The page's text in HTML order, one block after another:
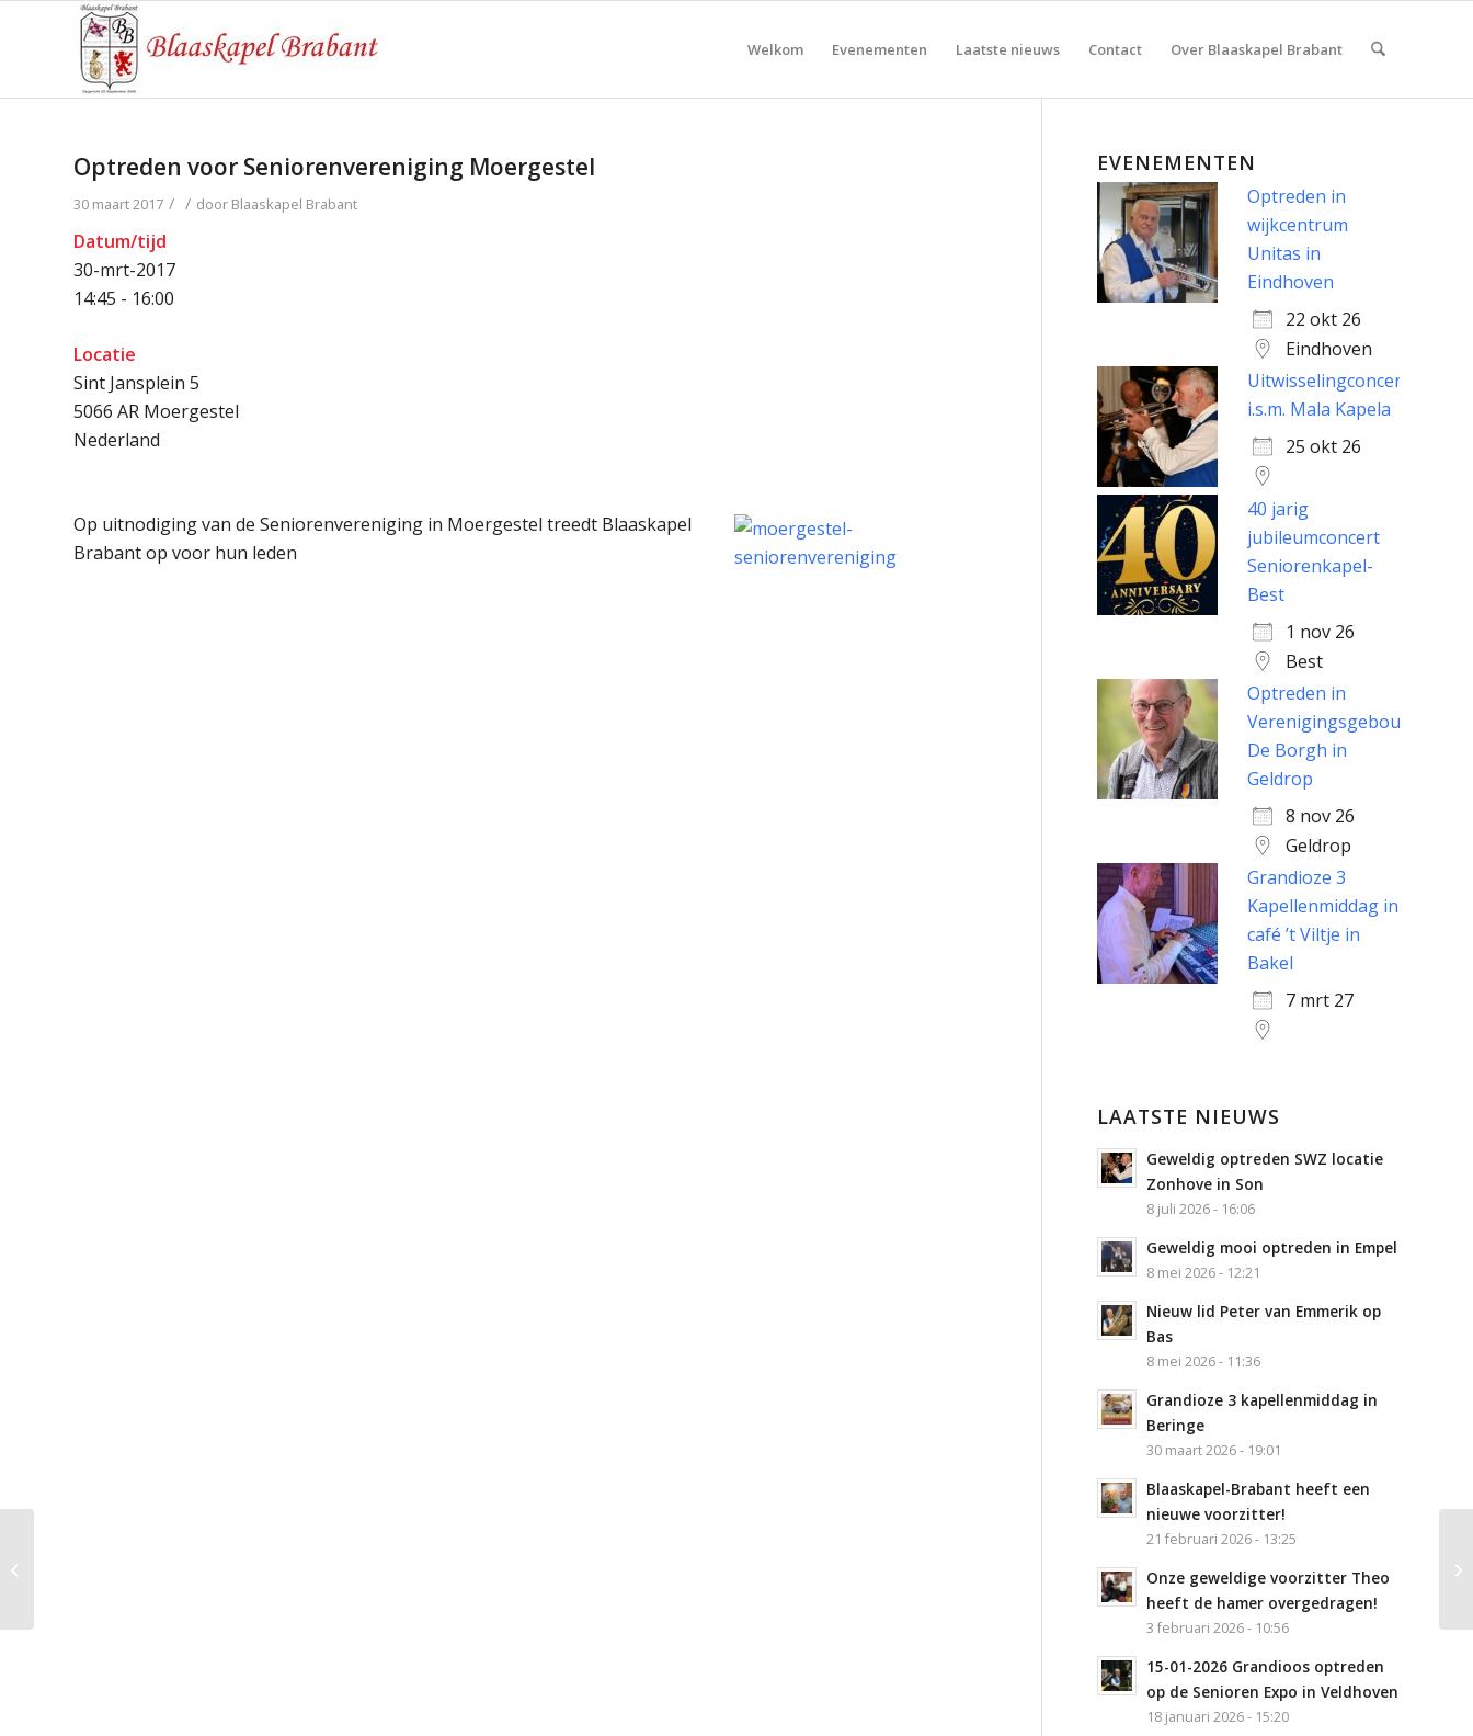
Welkom Evenementen Laatste nieuws Contact Over Blaaskapel Brabant
Optreden voor Seniorenvereniging Moergestel
30 maart 2017 / / door Blaaskapel Brabant
Datum/tijd
30-mrt-2017
14:45 - 16:00
Locatie
Sint Jansplein 5
5066 AR Moergestel
Nederland
Op uitnodiging van de Seniorenvereniging in Moergestel treedt Blaaskapel
Brabant op voor hun leden
EVENEMENTEN
Optreden in
wijkcentrum
Unitas in
Eindhoven
22 okt 26
Eindhoven
Uitwisselingconcert
i.s.m. Mala Kapela
25 okt 26
40 jarig
jubileumconcert
Seniorenkapel-
Best
1 nov 26
Best
Optreden in
Verenigingsgebouw
De Borgh in
Geldrop
8 nov 26
Geldrop
Grandioze 3
Kapellenmiddag in
café ’t Viltje in
Bakel
7 mrt 27
LAATSTE NIEUWS
Geweldig optreden SWZ locatie
Zonhove in Son
8 juli 2026 - 16:06
Geweldig mooi optreden in Empel
8 mei 2026 - 12:21
Nieuw lid Peter van Emmerik op
Bas
8 mei 2026 - 11:36
Grandioze 3 kapellenmiddag in
Beringe
30 maart 2026 - 19:01
Blaaskapel-Brabant heeft een
nieuwe voorzitter!
21 februari 2026 - 13:25
Onze geweldige voorzitter Theo
heeft de hamer overgedragen!
3 februari 2026 - 10:56
15-01-2026 Grandioos optreden
op de Senioren Expo in Veldhoven
18 januari 2026 - 15:20